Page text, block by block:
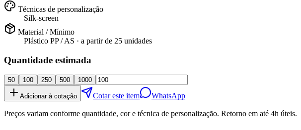
Técnicas de personalização
Silk-screen
Material / Mínimo
Plástico PP / AS · a partir de 25 unidades
Quantidade estimada
50 100 250 500 1000
Adicionar à cotação Cotar este item WhatsApp
Preços variam conforme quantidade, cor e técnica de personalização. Retorno em até 4h úteis.